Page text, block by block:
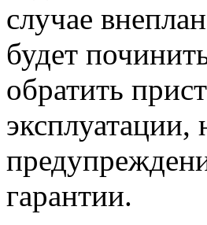
случае
будет
обратить
эксплуатации,
гарантии.